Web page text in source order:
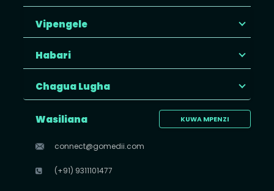
Vipengele
Habari
Chagua Lugha
KUWA MPENZI
Wasiliana
connect@gomedii.com
(+91) 9311101477